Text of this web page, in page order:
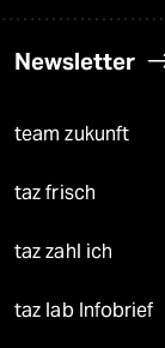
Newsletter
team zukunft
taz frisch
taz zahl ich
taz lab Infobrief